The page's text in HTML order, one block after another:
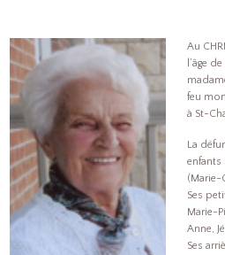
Au
l’âge
feu
à St-
La
enfants
(Marie-
Ses
Marie-
Anne,
Ses